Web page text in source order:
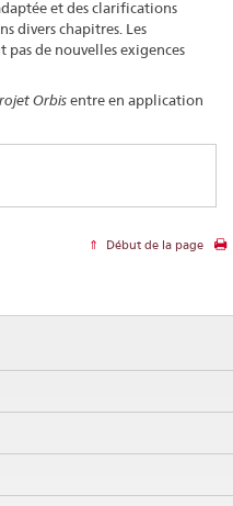
et des clarifications
divers chapitres. Les
de nouvelles exigences
Orbisentre en application
Début de la page